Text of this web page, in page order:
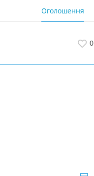
Оголошення
0